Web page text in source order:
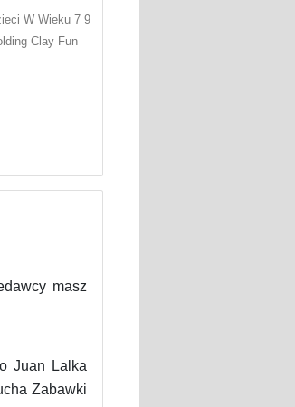
W Wieku 7 9
Clay Fun
masz
Juan Lalka
Zabawki